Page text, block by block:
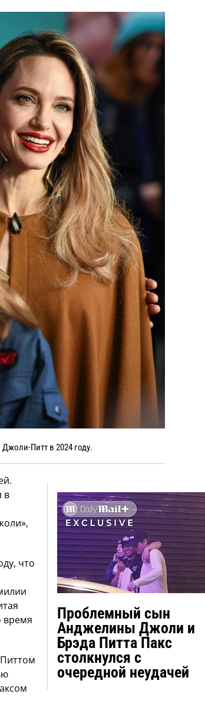
Питт в 2024 году.
Проблемный сын
Анджелины Джоли и
Брэда Питта Пакс
столкнулся с
очередной неудачей
в
что
время